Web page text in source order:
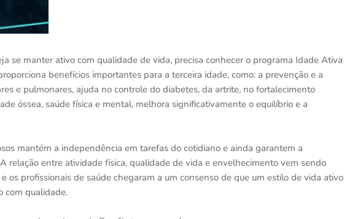
se manter ativo com qualidade de vida, precisa conhecer o programa Idade Ativa
benefícios importantes para a terceira idade, como: a prevenção e a
e pulmonares, ajuda no controle do diabetes, da artrite, no fortalecimento
óssea, saúde física e mental, melhora significativamente o equilíbrio e a
mantém a independência em tarefas do cotidiano e ainda garantem a
relação entre atividade física, qualidade de vida e envelhecimento vem sendo
os profissionais de saúde chegaram a um consenso de que um estilo de vida ativo
com qualidade.